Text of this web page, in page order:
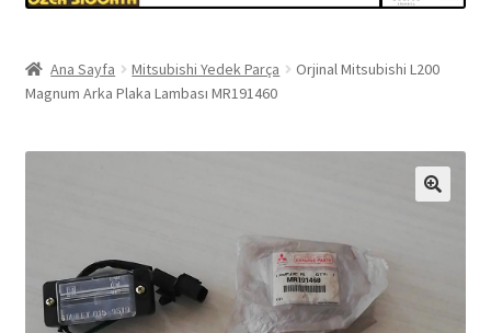
Ana Sayfa Mitsubishi Yedek Parça
Orjinal Mitsubishi L200
Magnum Arka Plaka Lambası MR191460